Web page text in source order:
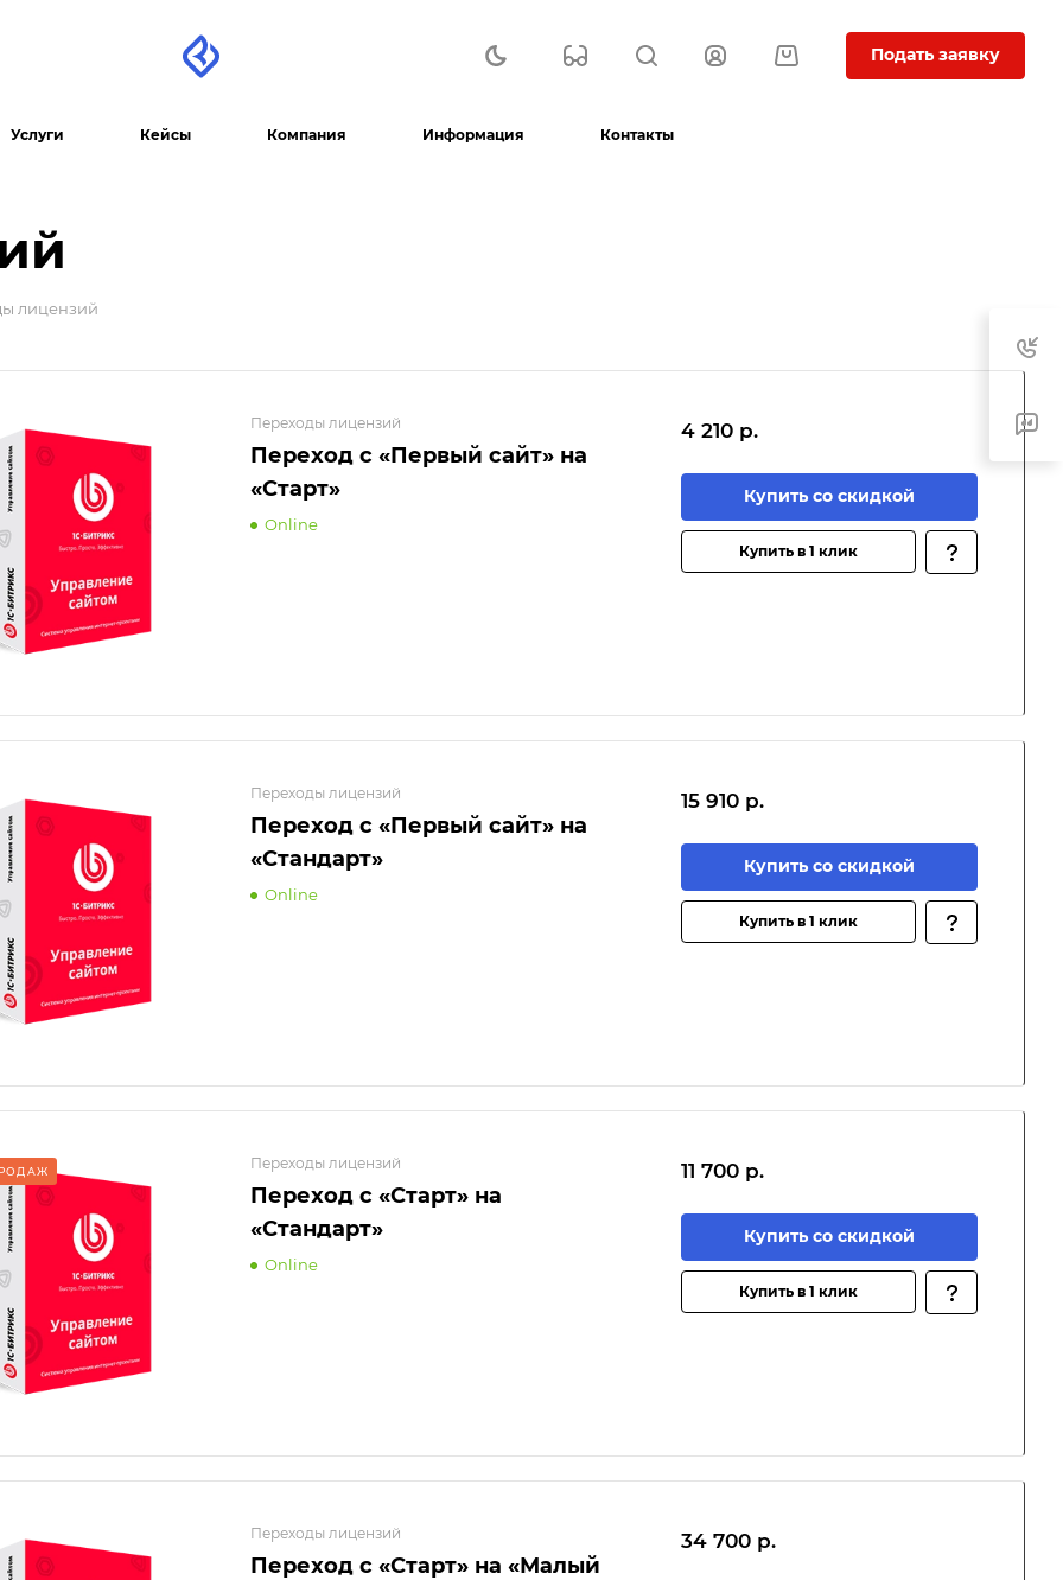
Подать заявку
Услуги Кейсы Компания Информация Контакты
лицензий
Переходы лицензий
Переход с «Первый сайт» на
«Старт»
Online
4 210 р.
Купить со скидкой
Купить в 1 клик
Переходы лицензий
Переход с «Первый сайт» на
«Стандарт»
Online
15 910 р.
Купить со скидкой
Купить в 1 клик
Переходы лицензий
Переход с «Старт» на
«Стандарт»
Online
11 700 р.
Купить со скидкой
Купить в 1 клик
Переходы лицензий
Переход с «Старт» на «Малый
34 700 р.